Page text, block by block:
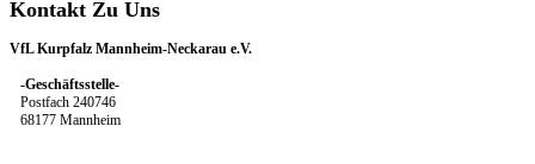
Kontakt Zu Uns
VfL Kurpfalz Mannheim-Neckarau e.V.
-Geschäftsstelle-
Postfach 240746
68177 Mannheim